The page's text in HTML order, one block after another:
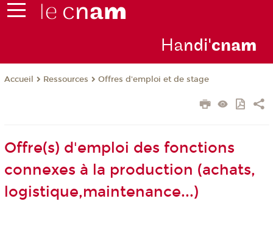
Handi'cnam
Accueil Ressources Offres d'emploi et de stage
Offre(s) d'emploi des fonctions
connexes à la production (achats,
logistique,maintenance...)